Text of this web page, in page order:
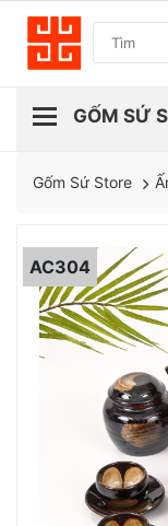
Gốm Sứ Store
AC304